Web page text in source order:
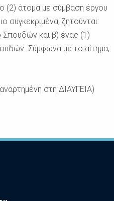
(2) άτομα με σύμβαση έργου
συγκεκριμένα, ζητούνται:
Σπουδών και β) ένας (1)
Σύμφωνα με το αίτημα,
στη ΔΙΑΥΓΕΙΑ)